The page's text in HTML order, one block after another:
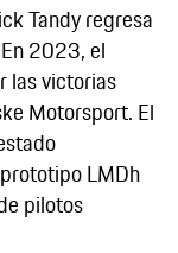
Tandy regresa
2023, el
las victorias
Motorsport. El
LMDh
pilotos